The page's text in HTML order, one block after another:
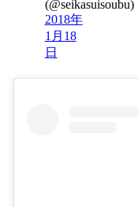
(@seikasuisoubu)
2018年
1月18
日